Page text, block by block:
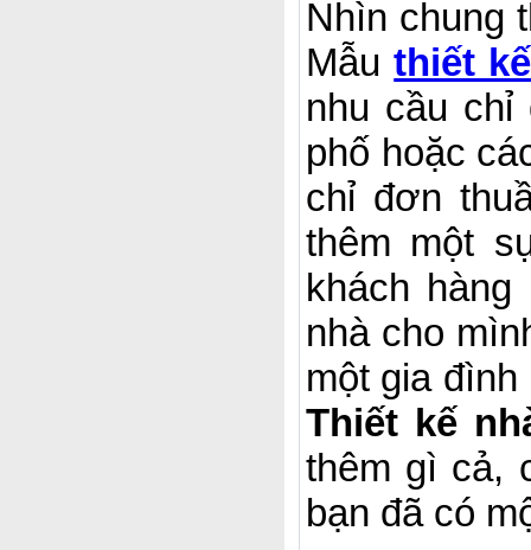
Nhìn chung
Mẫuthiết
nhu cầu
phố hoặc
chỉ đơn
thêm một
khách
nhà cho
một gia
Thiết kế
thêm gì cả,
bạn đã có